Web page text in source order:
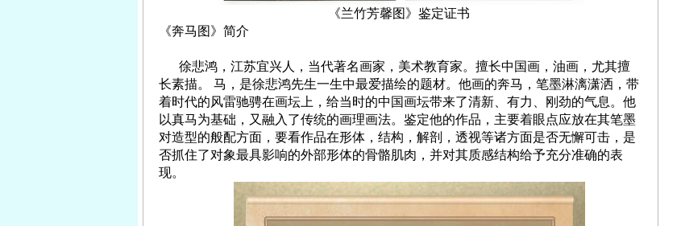
《兰竹芳馨图》鉴定证书
《奔马图》简介
徐悲鸿，江苏宜兴人，当代著名画家，美术教育家。擅长中国画，油画，尤其擅
长素描。
马，是徐悲鸿先生一生中最爱描绘的题材。他画的奔马，笔墨淋漓潇洒，带
着时代的风雷驰骋在画坛上，给当时的中国画坛带来了清新、有力、刚劲的气息。他
以真马为基础，又融入了传统的画理画法。鉴定他的作品，主要着眼点应放在其笔墨
对造型的般配方面，要看作品在形体，结构，解剖，透视等诸方面是否无懈可击，是
否抓住了对象最具影响的外部形体的骨骼肌肉，并对其质感结构给予充分准确的表
现。